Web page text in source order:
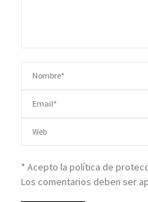
* Acepto la política de
Los comentarios deben ser